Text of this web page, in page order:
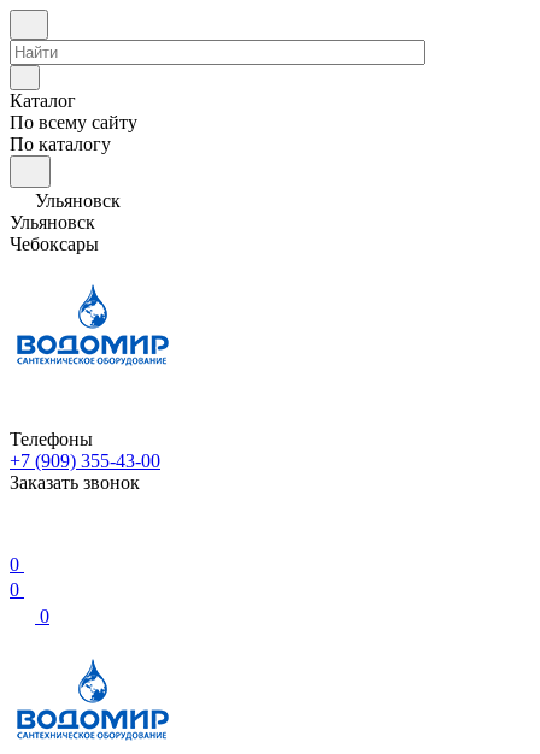
Каталог
По всему сайту
По каталогу
Ульяновск
Ульяновск
Чебоксары
Телефоны
+7 (909) 355-43-00
Заказать звонок
0
0
0